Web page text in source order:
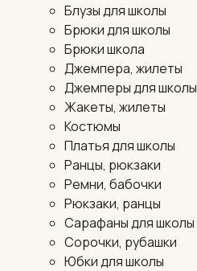
Блузы для школы
Брюки для школы
Брюки школа
Джемпера, жилеты
Джемперы для школы
Жакеты, жилеты
Костюмы
Платья для школы
Ранцы, рюкзаки
Ремни, бабочки
Рюкзаки, ранцы
Сарафаны для школы
Сорочки, рубашки
Юбки для школы